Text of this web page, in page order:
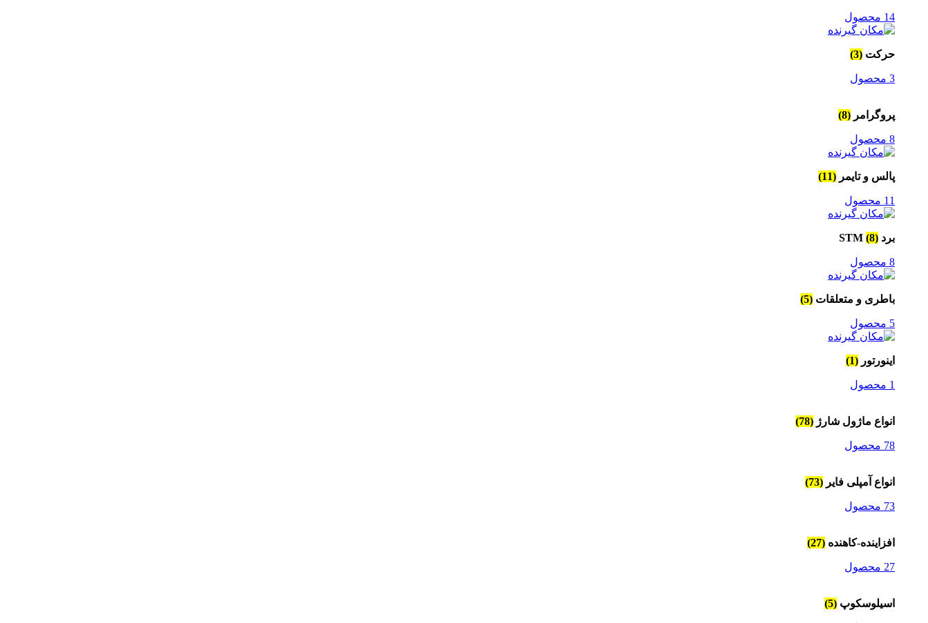
14 محصول
حرکت (3)
3 محصول
پروگرامر (8)
8 محصول
پالس و تایمر (11)
11 محصول
برد STM (8)
8 محصول
باطری و متعلقات (5)
5 محصول
اینورتور (1)
1 محصول
انواع ماژول شارژ (78)
78 محصول
انواع آمپلی فایر (73)
73 محصول
افزاینده-کاهنده (27)
27 محصول
اسیلوسکوپ (5)